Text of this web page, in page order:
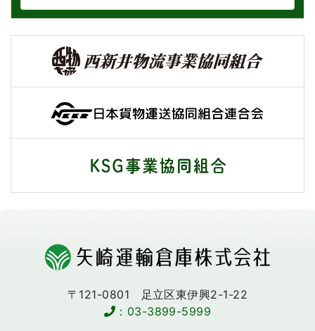
〒121-0801 足立区東伊興2-1-22
：03-3899-5999